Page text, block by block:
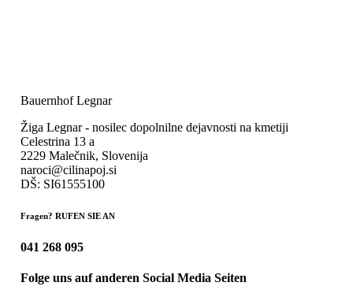
Bauernhof Legnar
Žiga Legnar - nosilec dopolnilne dejavnosti na kmetiji
Celestrina 13 a
2229 Malečnik, Slovenija
naroci@cilinapoj.si
DŠ: SI61555100
Fragen? RUFEN SIE AN
041 268 095
Folge uns auf anderen Social Media Seiten